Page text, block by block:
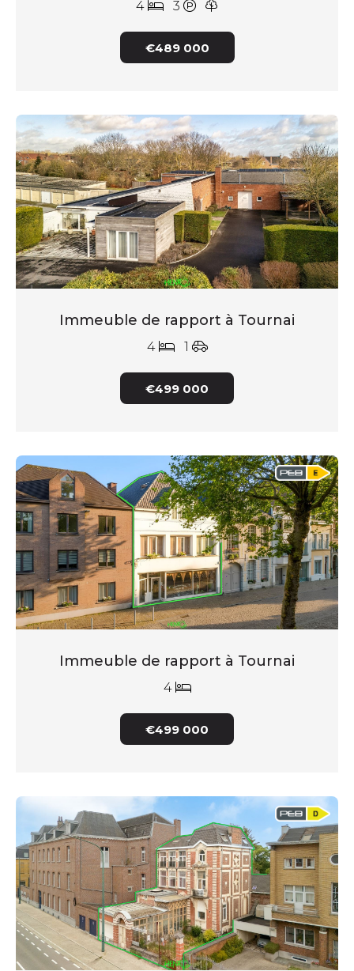
4 3
€489 000
Immeuble de rapport à Tournai
4 1
€499 000
Immeuble de rapport à Tournai
4
€499 000